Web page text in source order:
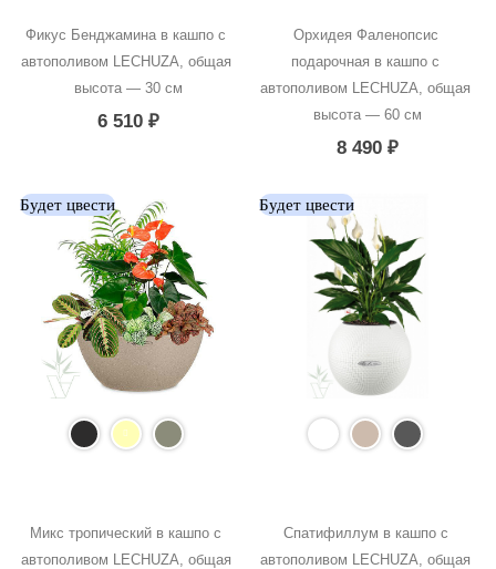
Фикус Бенджамина в кашпо с
автополивом LECHUZA, общая
высота — 30 см
6 510 ₽
Орхидея Фаленопсис
подарочная в кашпо с
автополивом LECHUZA, общая
высота — 60 см
8 490₽
Будет цвести
Микс тропический в кашпо с
автополивом LECHUZA, общая
Будет цвести
Спатифиллум в кашпо с
автополивом LECHUZA, общая